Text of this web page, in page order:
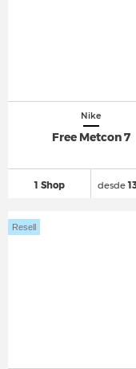
Nike
Free Metcon 7
1 Shop desde
Resell